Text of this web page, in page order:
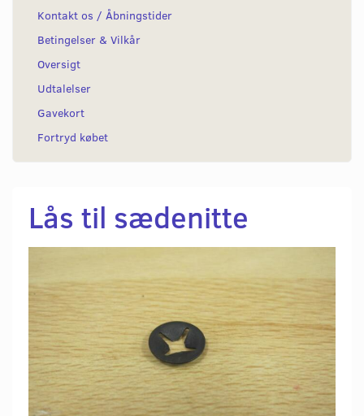
Kontakt os / Åbningstider
Betingelser & Vilkår
Oversigt
Udtalelser
Gavekort
Fortryd købet
Lås til sædenitte